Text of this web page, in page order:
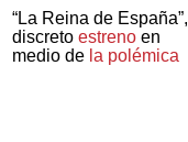
“La Reina de España”,
discretoestreno en
medio de la polémica